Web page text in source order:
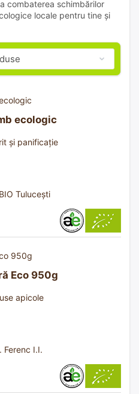
combaterea schimbărilor
locale pentru tine și
ecologic
și panificație
Tulucești
Eco 950g
apicole
Ferenc I.I.